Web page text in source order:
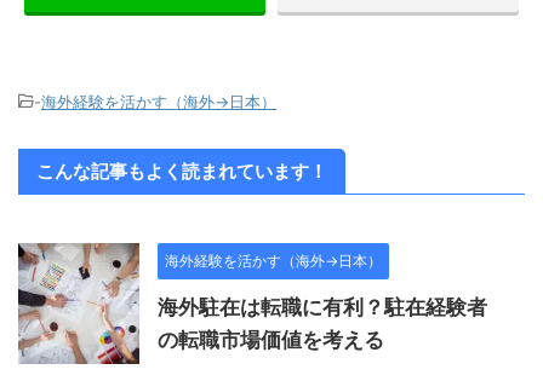
-海外経験を活かす（海外→日本）
こんな記事もよく読まれています！
海外経験を活かす（海外→日本）
海外駐在は転職に有利？駐在経験者
の転職市場価値を考える